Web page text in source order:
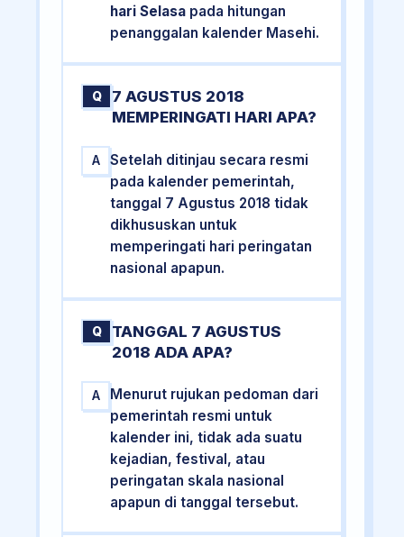
hari Selasa pada hitungan
penanggalan kalender Masehi.
Q
7 AGUSTUS 2018
MEMPERINGATI HARI APA?
A
Setelah ditinjau secara resmi
pada kalender pemerintah,
tanggal 7 Agustus 2018 tidak
dikhususkan untuk
memperingati hari peringatan
nasional apapun.
Q
TANGGAL 7 AGUSTUS
2018 ADA APA?
A
Menurut rujukan pedoman dari
pemerintah resmi untuk
kalender ini, tidak ada suatu
kejadian, festival, atau
peringatan skala nasional
apapun di tanggal tersebut.